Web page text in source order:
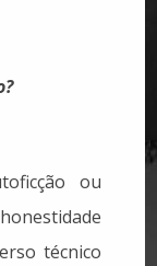
ou
técnico